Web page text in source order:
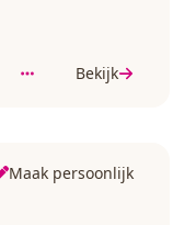
Bekijk
Maak persoonlijk